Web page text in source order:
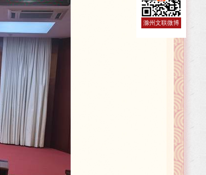
滁州文联微博